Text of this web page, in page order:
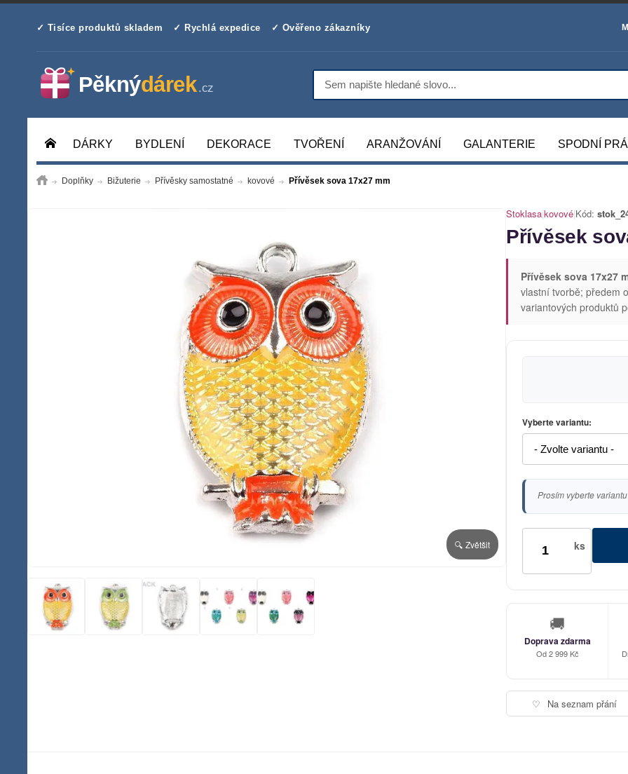
✓ Tisíce produktů skladem ✓ Rychlá expedice ✓ Ověřeno zákazníky
DÁRKY BYDLENÍ DEKORACE TVOŘENÍ ARANŽOVÁNÍ GALANTERIE SPODNÍ
Doplňky Bižuterie Přívěsky samostatné kovové Přívěsek sova 17x27 mm
🔍 Zvětšit
Stoklasa|kovové|Kód:
Přívěsek
Přívěsek sova 17x27
vlastní tvorbě; předem
variantových produktů
Vyberte variantu:
Prosím vyberte
ks
🚚
Doprava zdarma
Od 2 999 Kč
♡ Na seznam přání